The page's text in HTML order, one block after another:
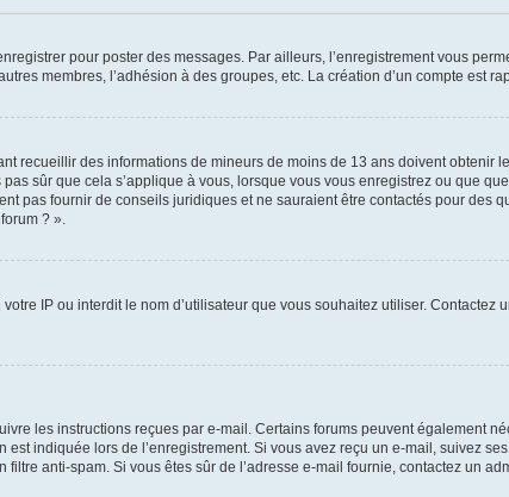
pour poster des messages. Par ailleurs, l’enregistrement vous
membres, l’adhésion à des groupes, etc. La création d’un compte est
recueillir des informations de mineurs de moins de 13 ans doivent obtenir
sûr que cela s’applique à vous, lorsque vous vous enregistrez ou que
pas fournir de conseils juridiques et ne sauraient être contactés pour des
? ».
IP ou interdit le nom d’utilisateur que vous souhaitez utiliser. Contactez
les instructions reçues par e-mail. Certains forums peuvent également
indiquée lors de l’enregistrement. Si vous avez reçu un e-mail, suivez
anti-spam. Si vous êtes sûr de l’adresse e-mail fournie, contactez un